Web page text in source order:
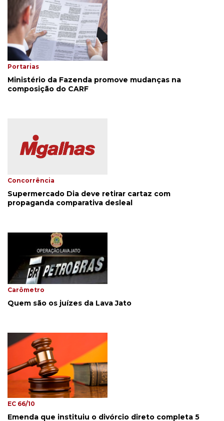
Portarias
Ministério da Fazenda promove mudanças na
composição do CARF
Concorrência
Supermercado Dia deve retirar cartaz com
propaganda comparativa desleal
Carômetro
Quem são os juízes da Lava Jato
EC 66/10
Emenda que instituiu o divórcio direto completa 5